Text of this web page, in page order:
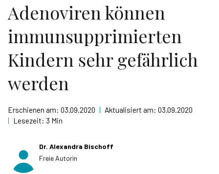
Adenoviren können
immunsupprimierten
Kindern sehr gefährlich
werden
Erschienen am: 03.09.2020 | Aktualisiert am: 03.09.2020
| Lesezeit: 3 Min
Dr. Alexandra Bischoff
Freie Autorin